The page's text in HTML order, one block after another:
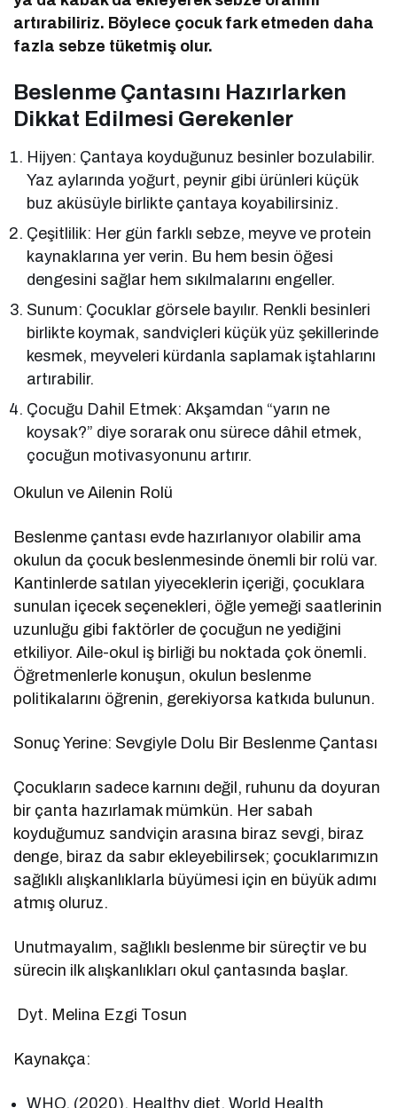
artırabiliriz. Böylece çocuk fark etmeden daha
fazla sebze tüketmiş olur.
Beslenme Çantasını Hazırlarken
Dikkat Edilmesi Gerekenler
Hijyen: Çantaya koyduğunuz besinler bozulabilir.
Yaz aylarında yoğurt, peynir gibi ürünleri küçük
buz aküsüyle birlikte çantaya koyabilirsiniz.
Çeşitlilik: Her gün farklı sebze, meyve ve protein
kaynaklarına yer verin. Bu hem besin öğesi
dengesini sağlar hem sıkılmalarını engeller.
Sunum: Çocuklar görsele bayılır. Renkli besinleri
birlikte koymak, sandviçleri küçük yüz şekillerinde
kesmek, meyveleri kürdanla saplamak iştahlarını
artırabilir.
Çocuğu Dahil Etmek: Akşamdan “yarın ne
koysak?” diye sorarak onu sürece dâhil etmek,
çocuğun motivasyonunu artırır.
Okulun ve Ailenin Rolü
Beslenme çantası evde hazırlanıyor olabilir ama
okulun da çocuk beslenmesinde önemli bir rolü var.
Kantinlerde satılan yiyeceklerin içeriği, çocuklara
sunulan içecek seçenekleri, öğle yemeği saatlerinin
uzunluğu gibi faktörler de çocuğun ne yediğini
etkiliyor. Aile-okul iş birliği bu noktada çok önemli.
Öğretmenlerle konuşun, okulun beslenme
politikalarını öğrenin, gerekiyorsa katkıda bulunun.
Sonuç Yerine: Sevgiyle Dolu Bir Beslenme Çantası
Çocukların sadece karnını değil, ruhunu da doyuran
bir çanta hazırlamak mümkün. Her sabah
koyduğumuz sandviçin arasına biraz sevgi, biraz
denge, biraz da sabır ekleyebilirsek; çocuklarımızın
sağlıklı alışkanlıklarla büyümesi için en büyük adımı
atmış oluruz.
Unutmayalım, sağlıklı beslenme bir süreçtir ve bu
sürecin ilk alışkanlıkları okul çantasında başlar.
Dyt. Melina Ezgi Tosun
Kaynakça:
WHO. (2020). Healthy diet. World Health